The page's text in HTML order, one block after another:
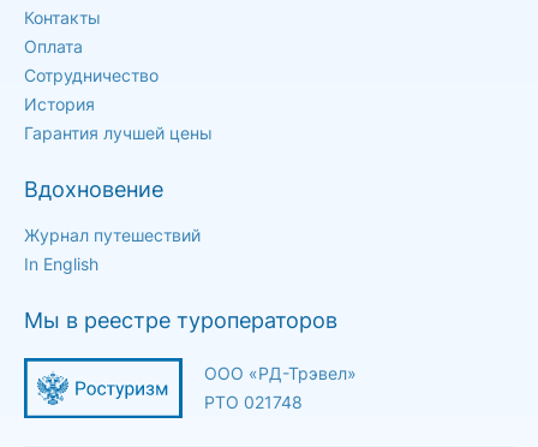
Контакты
Оплата
Сотрудничество
История
Гарантия лучшей цены
Вдохновение
Журнал путешествий
In English
Мы в реестре туроператоров
ООО «РД-Трэвел»
РТО 021748